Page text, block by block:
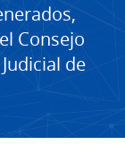
Consejo
de